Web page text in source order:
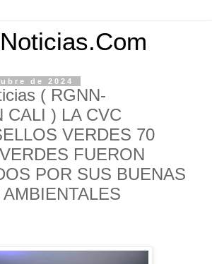
de 2024
( RGNN-
CALI ) LA CVC
VERDES 70
FUERON
POR SUS BUENAS